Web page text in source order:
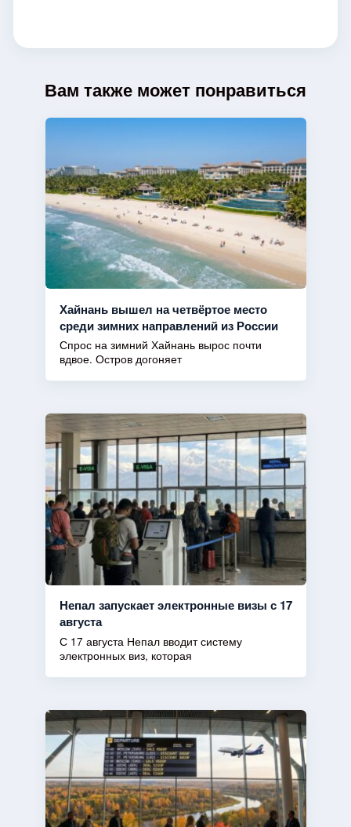
Вам также может понравиться
Хайнань вышел на четвёртое место
среди зимних направлений из России
Спрос на зимний Хайнань вырос почти
вдвое. Остров догоняет
Непал запускает электронные визы с 17
августа
С 17 августа Непал вводит систему
электронных виз, которая